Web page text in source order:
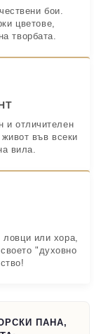
бои.
цветове,
творбата.
и отличителен
във всеки
вила.
ловци или хора,
"духовно
ПАНА,